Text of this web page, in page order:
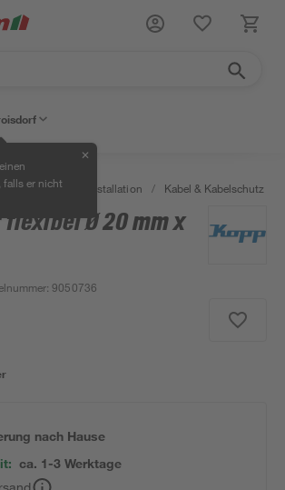
, falls er nicht
✕
/ Elektroinstallation / Kabel & Kabelschutz
Ø 20 mm x
:9050736
nach Hause
ca. 1-3 Werktage